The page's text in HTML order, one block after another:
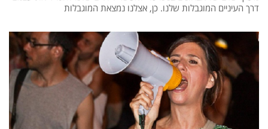
דרך העיניים המוגבלות שלנו. כן, אצלנו נמצאת המוגבלות